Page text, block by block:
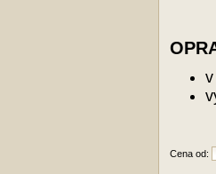
Cena od: